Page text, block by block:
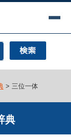
> 三位一体
典